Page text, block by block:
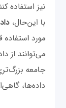
نیز استفاده
با این‌حال،
مورد
می‌توانند از
جامعه
داده‌ها،